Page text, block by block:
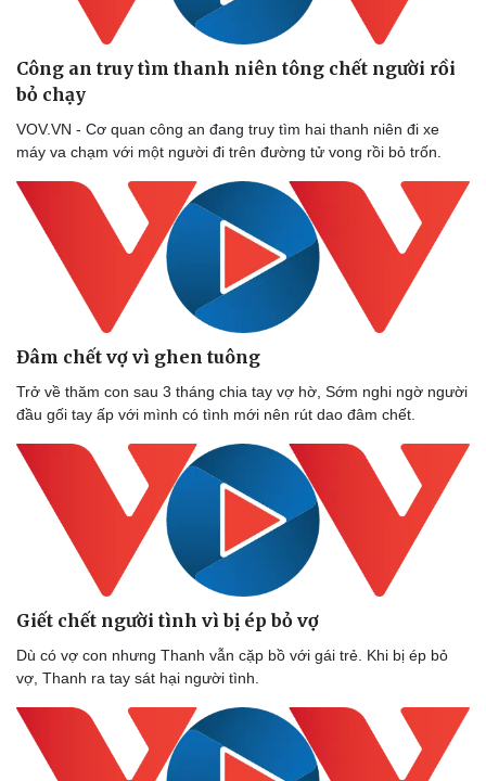
Làm đẹp - giảm cân
Phòng mạch online
Ăn sạch sống khỏe
Công an truy tìm thanh niên tông chết người rồi
bỏ chạy
VOV.VN - Cơ quan công an đang truy tìm hai thanh niên đi xe
máy va chạm với một người đi trên đường tử vong rồi bỏ trốn.
Đâm chết vợ vì ghen tuông
Trở về thăm con sau 3 tháng chia tay vợ hờ, Sớm nghi ngờ người
đầu gối tay ấp với mình có tình mới nên rút dao đâm chết.
Giết chết người tình vì bị ép bỏ vợ
Dù có vợ con nhưng Thanh vẫn cặp bồ với gái trẻ. Khi bị ép bỏ
vợ, Thanh ra tay sát hại người tình.